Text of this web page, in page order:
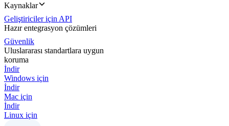
Kaynaklar
Geliştiriciler için API
Hazır entegrasyon çözümleri
Güvenlik
Uluslararası standartlara uygun
koruma
İndir
Windows için
İndir
Mac için
İndir
Linux için